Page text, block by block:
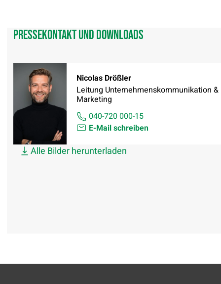
Pressekontakt und Downloads
Nicolas Drößler
Leitung Unternehmenskommunikation &
Marketing
040-720 000-15
E-Mail schreiben
Alle Bilder herunterladen